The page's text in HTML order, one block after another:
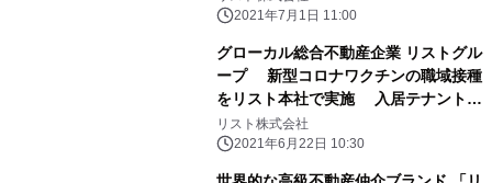
2021年7月1日 11:00
グローカル総合不動産企業 リストグル
ープ 新型コロナワクチンの職域接種
をリスト本社で実施 入居テナント企
業や取引先企業にも対象を拡大
リスト株式会社
2021年6月22日 10:30